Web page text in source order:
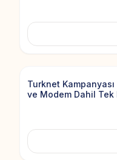
Turknet
ve Modem Dahil